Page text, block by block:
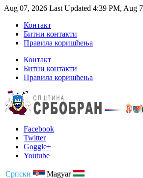
Aug 07, 2026 Last Updated 4:39 PM, Aug
Контакт
Битни контакти
Правила коришћења
Контакт
Битни контакти
Правила коришћења
Facebook
Twitter
Goggle+
Youtube
Српски Magyar